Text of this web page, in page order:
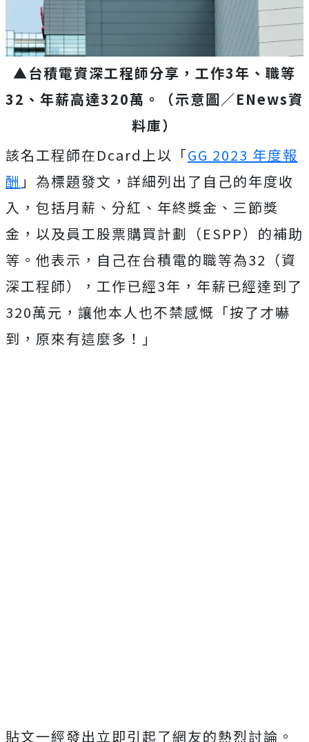
▲台積電資深工程師分享，工作3年、職等
32、年薪高達320萬。（示意圖／ENews資
料庫）
該名工程師在Dcard上以「GG 2023 年度報
酬 」為標題發文，詳細列出了自己的年度收
入，包括月薪、分紅、年終獎金、三節獎
金，以及員工股票購買計劃（ESPP）的補助
等。他表示，自己在台積電的職等為32（資
深工程師），工作已經3年，年薪已經達到了
320萬元，讓他本人也不禁感慨「按了才嚇
到，原來有這麼多！」
貼文一經發出立即引起了網友的熱烈討論。